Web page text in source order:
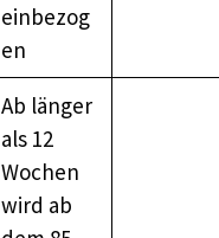
einbezog
en
Ab länger
als 12
Wochen
wird ab